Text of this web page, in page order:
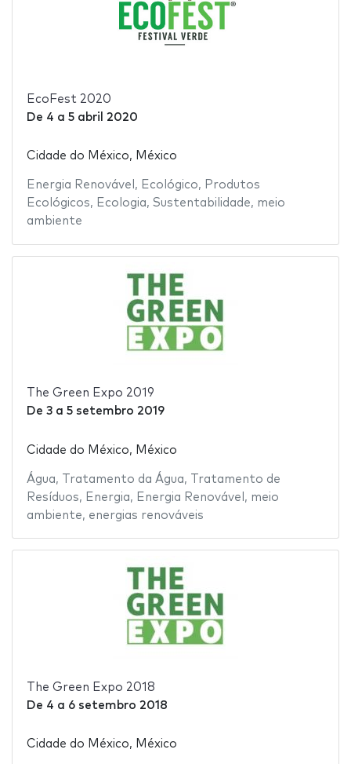
EcoFest 2020
De 4 a 5 abril 2020
Cidade do México, México
Energia Renovável , Ecológico, Produtos
Ecológicos, Ecologia, Sustentabilidade, meio
ambiente
The Green Expo 2019
De 3a 5 setembro 2019
Cidade do México, México
Água, Tratamento da Água,
Tratamento de
Resíduos, Energia, Energia Renovável , meio
ambiente, energias renováveis
The Green Expo 2018
De 4 a 6 setembro 2018
Cidade do México, México